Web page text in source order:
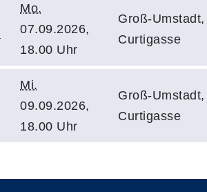
Mo.
07.09.2026,
18.00 Uhr
Groß-
Curtigasse
Mi.
09.09.2026,
18.00 Uhr
Groß-
Curtigasse